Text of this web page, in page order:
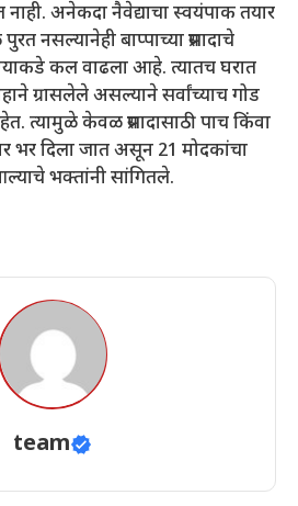
अनेकदा नैवेद्याचा स्वयंपाक तयार
नसल्यानेही बाप्पाच्या प्रसादाचे
कल वाढला आहे. त्यातच घरात
ग्रासलेले असल्याने सर्वांच्याच गोड
त्यामुळे केवळ प्रसादासाठी पाच किंवा
भर दिला जात असून 21 मोदकांचा
भक्तांनी सांगितले.
team